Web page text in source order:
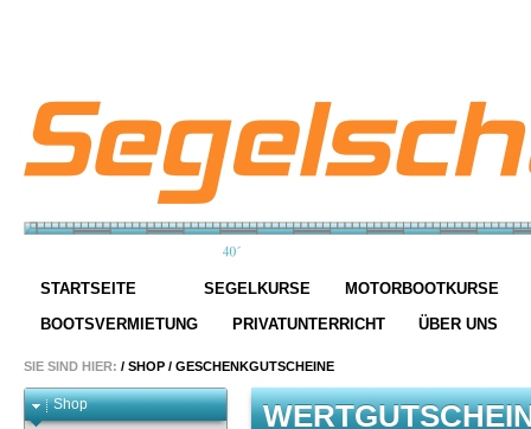
STARTSEITE SEGELKURSE MOTORBOOTKURSE
BOOTSVERMIETUNG PRIVATUNTERRICHT ÜBER UNS
SIE SIND HIER: / SHOP / GESCHENKGUTSCHEINE
Shop